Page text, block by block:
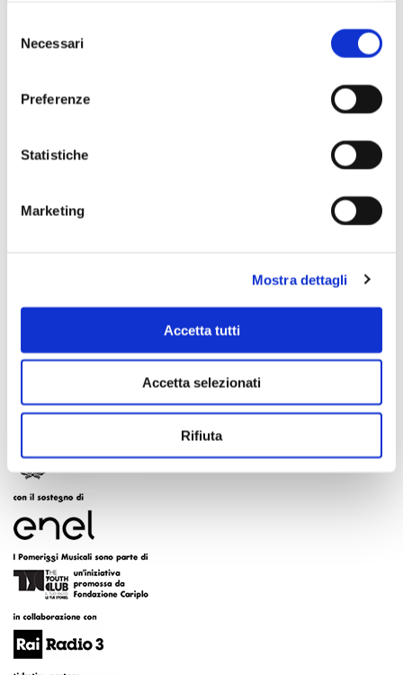
delNecessari
Preferenze
Statistiche
Marketing
Mostra dettagli
Accetta tutti
Accetta selezionati
Rifiuta